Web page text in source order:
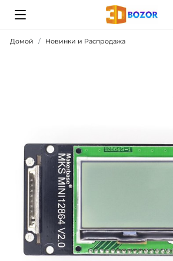
Домой Новинки и Распродажа